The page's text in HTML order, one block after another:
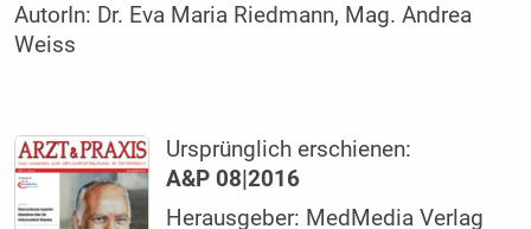
AutorIn: Dr. Eva Maria Riedmann, Mag. Andrea
Weiss
Ursprünglich erschienen:
A&P 08|2016
Herausgeber: MedMedia Verlag